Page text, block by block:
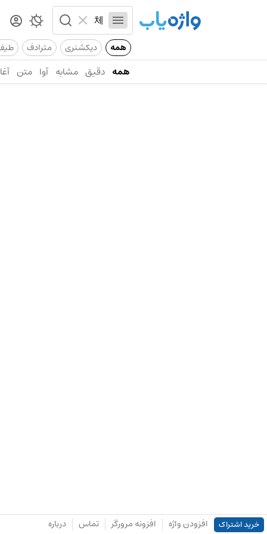
همه دیکشنری مترادف
همه دقیق مشابه آوا متن
خرید اشتراک افزودن واژه افزونه مرورگر تماس درباره